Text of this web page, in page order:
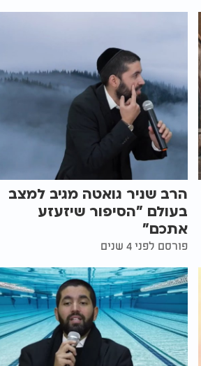
הרב שניר גואטה מגיב למצב
בעולם "הסיפור שיזעזע
אתכם"
פורסם לפני 4 שנים